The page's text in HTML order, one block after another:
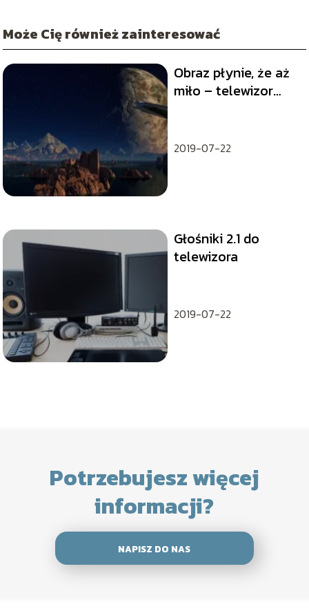
Może Cię również zainteresować
Obraz płynie, że aż
miło – telewizor
2019-07-22
Głośniki 2.1 do
telewizora
2019-07-22
Potrzebujesz więcej
informacji?
NAPISZ DO NAS